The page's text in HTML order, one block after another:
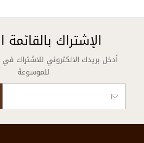
الإشتراك بالقائمة
أدخل بريدك الالكتروني للاشتراك في
للموسوعة